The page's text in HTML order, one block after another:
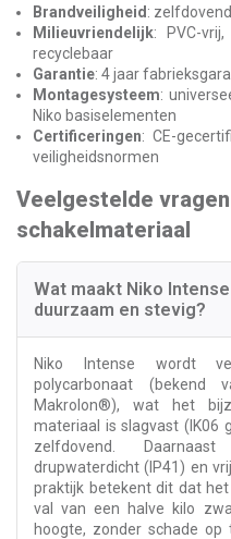
Brandveiligheid :
Milieuvriendelijk: PVC-
recyclebaar
Garantie: 4 jaar
Montagesysteem:
Niko basiselementen
Certificeringen: CE-
veiligheidsnormen
Veelgestelde
schakelmateriaal
Wat maakt Niko
duurzaam en stevig?
Niko Intense wordt
polycarbonaat
Makrolon®), wat het
materiaal is slagvast (IK06
zelfdovend.
drupwaterdicht (IP41) en
praktijk betekent dit dat
val van een halve kilo
hoogte, zonder schade